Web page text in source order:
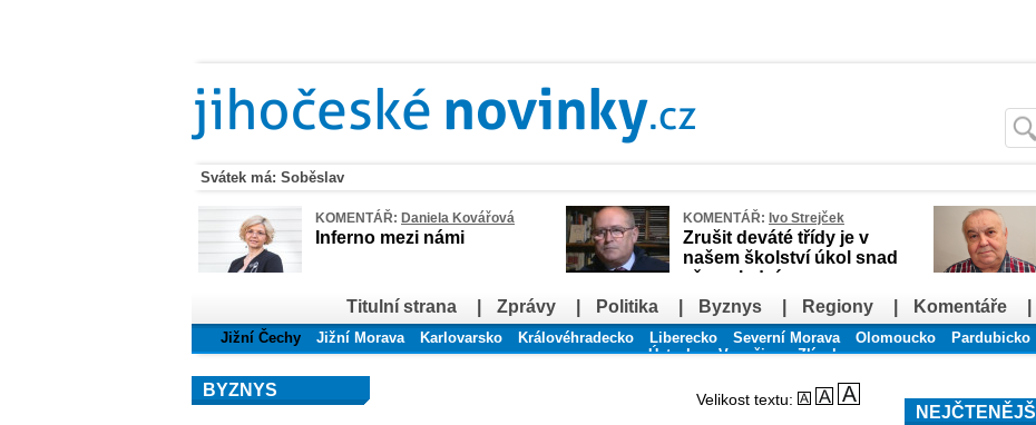
Svátek má: Soběslav
KOMENTÁŘ: Daniela Kovářová
Inferno mezi námi
KOMENTÁŘ: Ivo Strejček
Zrušit deváté třídy je v
našem školství úkol snad
až poslední
Titulní strana Zprávy Politika Byznys Regiony Komentáře
Jižní Čechy Jižní Morava Karlovarsko Královéhradecko Liberecko Severní Morava Olomoucko Pardubicko
Ústecko
Vysočina Zlínsko
BYZNYS Velikost textu:
NEJČTENĚJŠÍ